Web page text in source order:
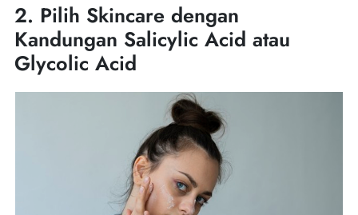
2. Pilih Skincare dengan
Kandungan Salicylic Acid atau
Glycolic Acid